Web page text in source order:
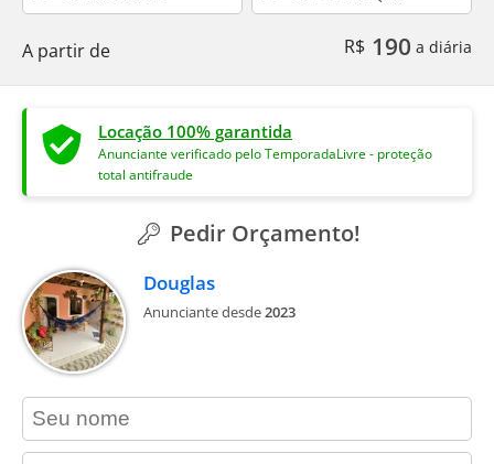
A partir de R$ 190 a diária
Locação 100% garantida
Anunciante verificado pelo TemporadaLivre - proteção
total antifraude
Pedir Orçamento!
Douglas
Anunciante desde2023
contact_name